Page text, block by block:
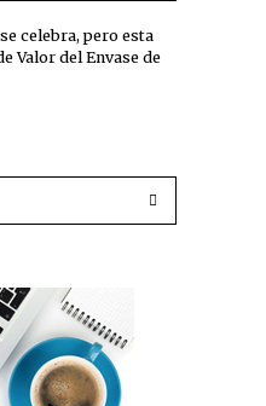
celebra, pero esta
Valor del Envase de